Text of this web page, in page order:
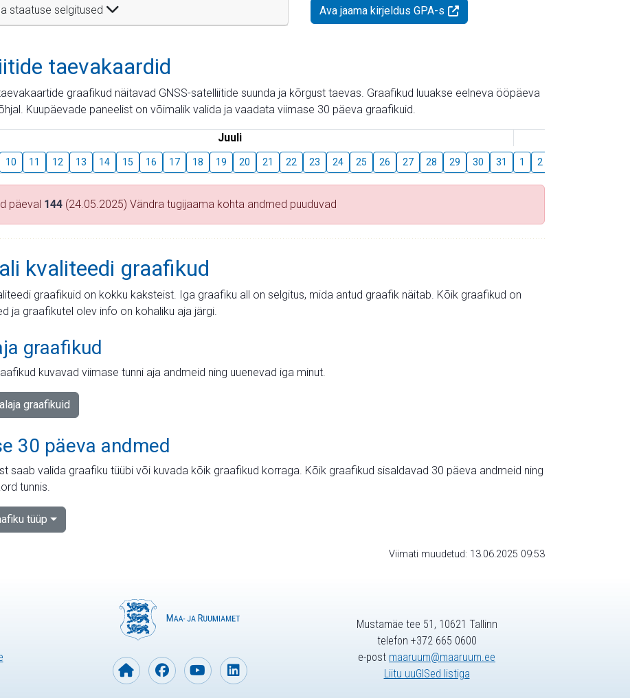
staatuse selgitused Ava jaama kirjeldus GPA-s
taevakaardid
graafikud näitavad GNSS-satelliitide suunda ja kõrgust taevas. Graafikud luuakse eelneva ööpäeva
Kuupäevade paneelist on võimalik valida ja vaadata viimase 30 päeva graafikuid.
Juuli
10 11 12 13 14 15 16 17 18 19 20 21 22 23 24 25 26 27 28 29 30 31 1 2
päeval 144 (24.05.2025) Vändra tugijaama kohta andmed puuduvad
kvaliteedi graafikud
graafikuid on kokku kaksteist. Iga graafiku all on selgitus, mida antud graafik näitab. Kõik graafikud on
ja graafikutel olev info on kohaliku aja järgi.
graafikud
kuvavad viimase tunni aja andmeid ning uuenevad iga minut.
graafikuid
30 päeva andmed
saab valida graafiku tüübi või kuvada kõik graafikud korraga. Kõik graafikud sisaldavad 30 päeva andmeid ning
tunnis.
tüüp
Viimati muudetud: 13.06.2025 09:53
Mustamäe tee 51, 10621 Tallinn
telefon +372 665 0600
e-post maaruum@maaruum.ee
Liitu uuGISed listiga